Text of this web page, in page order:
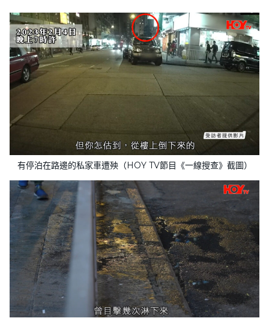
有停泊在路邊的私家車遭殃（HOY TV節目《一線搜查》截圖）